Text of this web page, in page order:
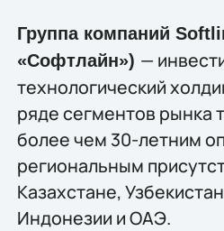
Группа компаний
«Софтлайн») —
технологический
ряде сегментов рынка
более чем 30-летним
региональным
Казахстане,
Индонезии и ОАЭ.